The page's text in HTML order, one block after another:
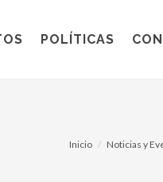
POLÍTICAS
Inicio Noticias y